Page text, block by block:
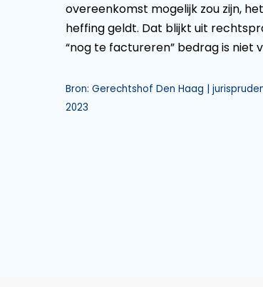
overeenkomst mogelijk zou zijn,
heffing geldt. Dat blijkt uit
“nog te factureren” bedrag is niet
Bron: Gerechtshof Den Haag |
2023